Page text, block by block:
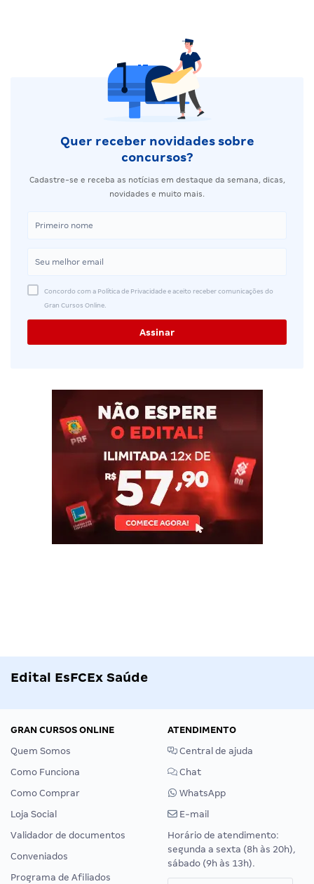
Quer receber novidades sobre
concursos?
Cadastre-se e receba as notícias em destaque da semana, dicas,
novidades e muito mais.
Concordo com a Política de Privacidade e aceito receber comunicações do
Gran Cursos Online.
Edital EsFCEx Saúde
GRAN CURSOS ONLINE
Quem Somos
Como Funciona
Como Comprar
Loja Social
Validador de documentos
Conveniados
Programa de Afiliados
ATENDIMENTO
Central de ajuda
Chat
WhatsApp
E-mail
Horário de atendimento:
segunda a sexta (8h às 20h),
sábado (9h às 13h).